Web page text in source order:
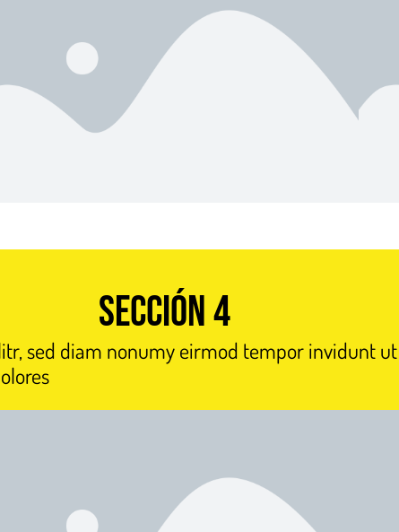
Sección 4
sed diam nonumy eirmod tempor invidunt